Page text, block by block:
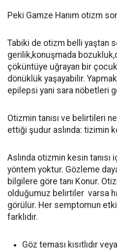
Peki Gamze Hanım otizm
Tabiki de otizm belli yaştan
gerilik,konuşmada
çöküntüye uğrayan bir
dönüklük yaşayabilir.
epilepsi yani sara nöbetleri
Otizmin tanısı ve belirtileri
ettiği şudur aslında: tizimin
Aslında otizmin kesin tanısı
yöntem yoktur. Gözleme
bilgilere göre tanı Konur.
olduğumuz belirtiler varsa
görülür. Her semptomun
farklıdır.
Göz teması kısıtlıdır